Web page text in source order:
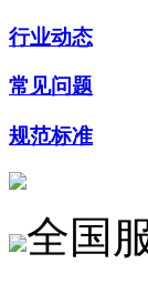
行业动态
常见问题
规范标准
全国